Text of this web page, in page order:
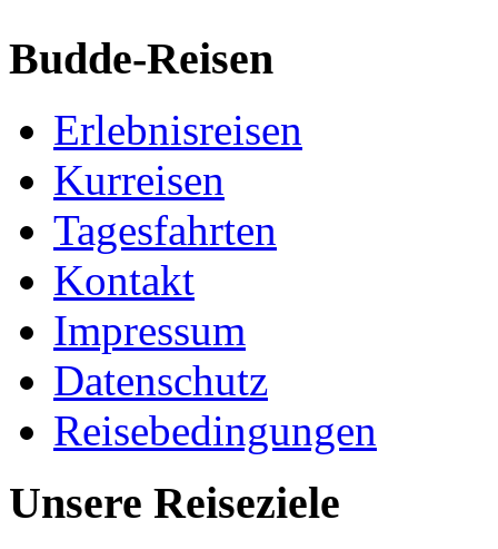
Budde-Reisen
Erlebnisreisen
Kurreisen
Tagesfahrten
Kontakt
Impressum
Datenschutz
Reisebedingungen
Unsere Reiseziele